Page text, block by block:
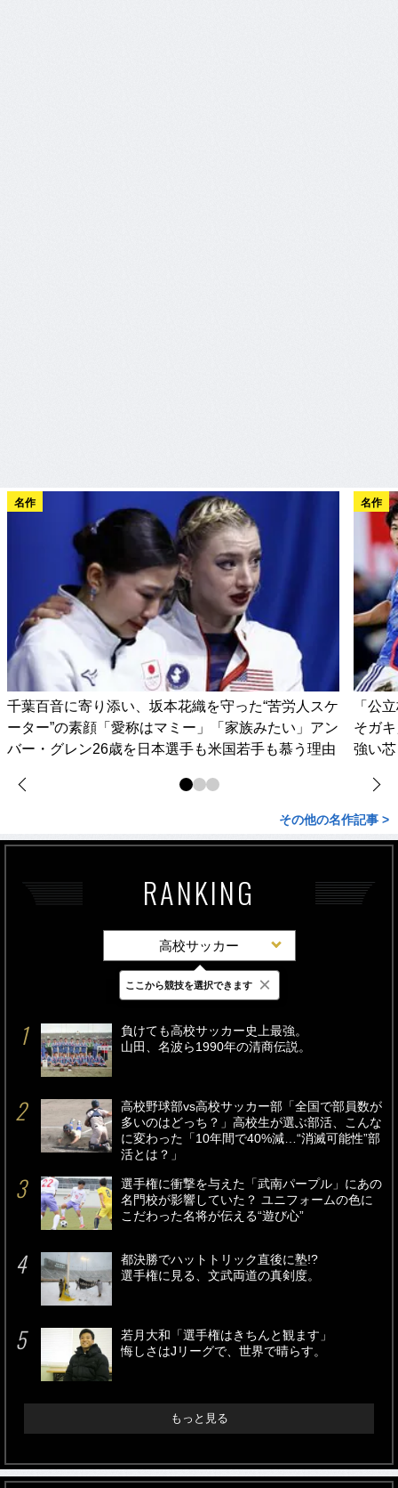
名作
千葉百音に寄り添い、坂本花織を守った“苦労人スケ
ーター”の素顔「愛称はマミー」「家族みたい」アン
バー・グレン26歳を日本選手も米国若手も慕う理由
名作
「公
そガ
強い
その他の名作記事 >
RANKING
高校サッカー
最新 24時間 週間
負けても高校サッカー史上最強。
山田、名波ら1990年の清商伝説。
高校野球部vs高校サッカー部「全国で部員数が
多いのはどっち？」高校生が選ぶ部活、こんな
に変わった「10年間で40%減…“消滅可能性”部
活とは？」
選手権に衝撃を与えた「武南パープル」にあの
名門校が影響していた？ ユニフォームの色に
こだわった名将が伝える“遊び心”
都決勝でハットトリック直後に塾!?
選手権に見る、文武両道の真剣度。
若月大和「選手権はきちんと観ます」
悔しさはJリーグで、世界で晴らす。
もっと見る
ここから競技を選択できます ×